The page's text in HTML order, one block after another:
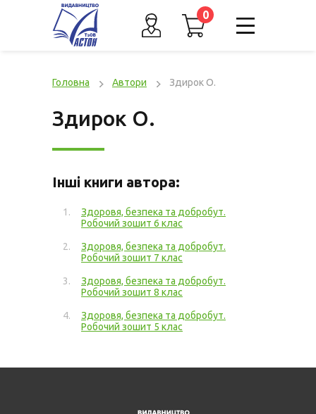
0
Головна Автори Здирок О.
Здирок О.
Інші книги автора:
Здоровя, безпека та добробут.
Робочий зошит 6 клас
Здоровя, безпека та добробут.
Робочий зошит 7 клас
Здоровя, безпека та добробут.
Робочий зошит 8 клас
Здоровя, безпека та добробут.
Робочий зошит 5 клас